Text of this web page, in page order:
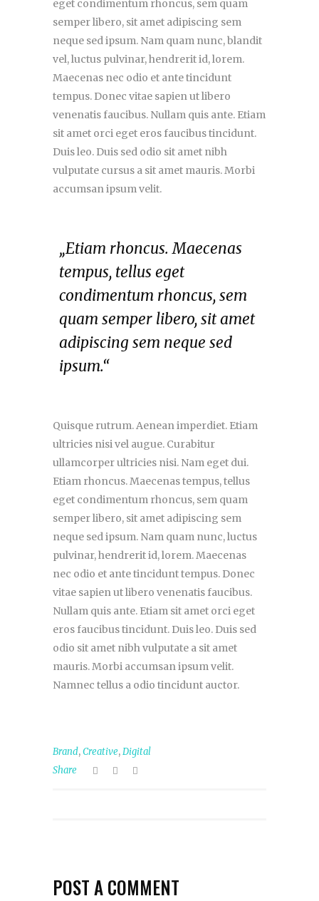
eget condimentum rhoncus, sem quam
semper libero, sit amet adipiscing sem
neque sed ipsum. Nam quam nunc, blandit
vel, luctus pulvinar, hendrerit id, lorem.
Maecenas nec odio et ante tincidunt
tempus. Donec vitae sapien ut libero
venenatis faucibus. Nullam quis ante. Etiam
sit amet orci eget eros faucibus tincidunt.
Duis leo. Duis sed odio sit amet nibh
vulputate cursus a sit amet mauris. Morbi
accumsan ipsum velit.
„Etiam rhoncus. Maecenas
tempus, tellus eget
condimentum rhoncus, sem
quam semper libero, sit amet
adipiscing sem neque sed
ipsum.“
Quisque rutrum. Aenean imperdiet. Etiam
ultricies nisi vel augue. Curabitur
ullamcorper ultricies nisi. Nam eget dui.
Etiam rhoncus. Maecenas tempus, tellus
eget condimentum rhoncus, sem quam
semper libero, sit amet adipiscing sem
neque sed ipsum. Nam quam nunc, luctus
pulvinar, hendrerit id, lorem. Maecenas
nec odio et ante tincidunt tempus. Donec
vitae sapien ut libero venenatis faucibus.
Nullam quis ante. Etiam sit amet orci eget
eros faucibus tincidunt. Duis leo. Duis sed
odio sit amet nibh vulputate a sit amet
mauris. Morbi accumsan ipsum velit.
Namnec tellus a odio tincidunt auctor.
Brand,Creative,Digital
Share
POST A COMMENT